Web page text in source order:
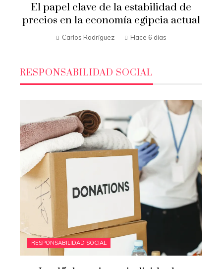
El papel clave de la estabilidad de
precios en la economía egipcia actual
Carlos Rodríguez Hace 6 días
RESPONSABILIDAD SOCIAL
RESPONSABILIDAD SOCIAL